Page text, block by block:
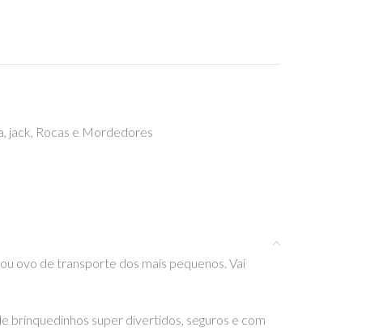
, jack, Rocas e Mordedores
ovo de transporte dos mais pequenos. Vai
brinquedinhos super divertidos, seguros e com